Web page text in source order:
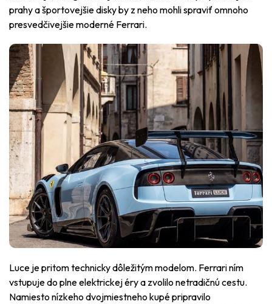
prahy a športovejšie disky by z neho mohli spraviť omnoho
presvedčivejšie moderné Ferrari.
Luce je pritom technicky dôležitým modelom. Ferrari ním
vstupuje do plne elektrickej éry a zvolilo netradičnú cestu.
Namiesto nízkeho dvojmiestneho kupé pripravilo